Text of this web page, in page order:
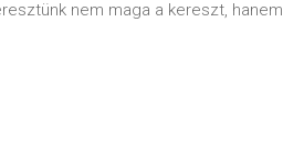
nem maga a kereszt, hanem